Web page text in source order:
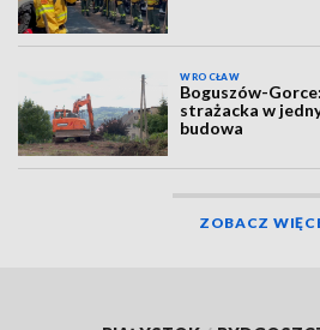
WROCŁAW
Boguszów-
strażacka w
budowa
ZOBACZ